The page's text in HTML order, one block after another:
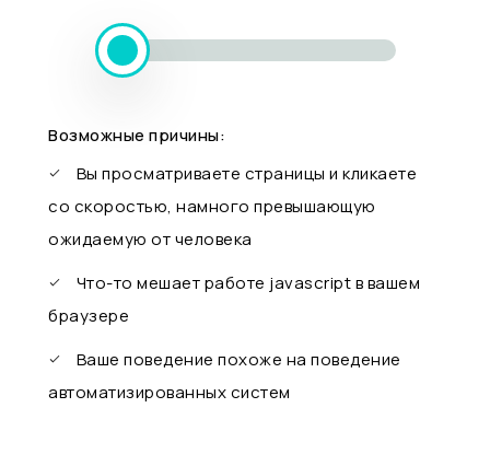
Возможные причины:
Вы просматриваете страницы и кликаете
со скоростью, намного превышающую
ожидаемую от человека
Что-то мешает работе javascript в вашем
браузере
Ваше поведение похоже на поведение
автоматизированных систем